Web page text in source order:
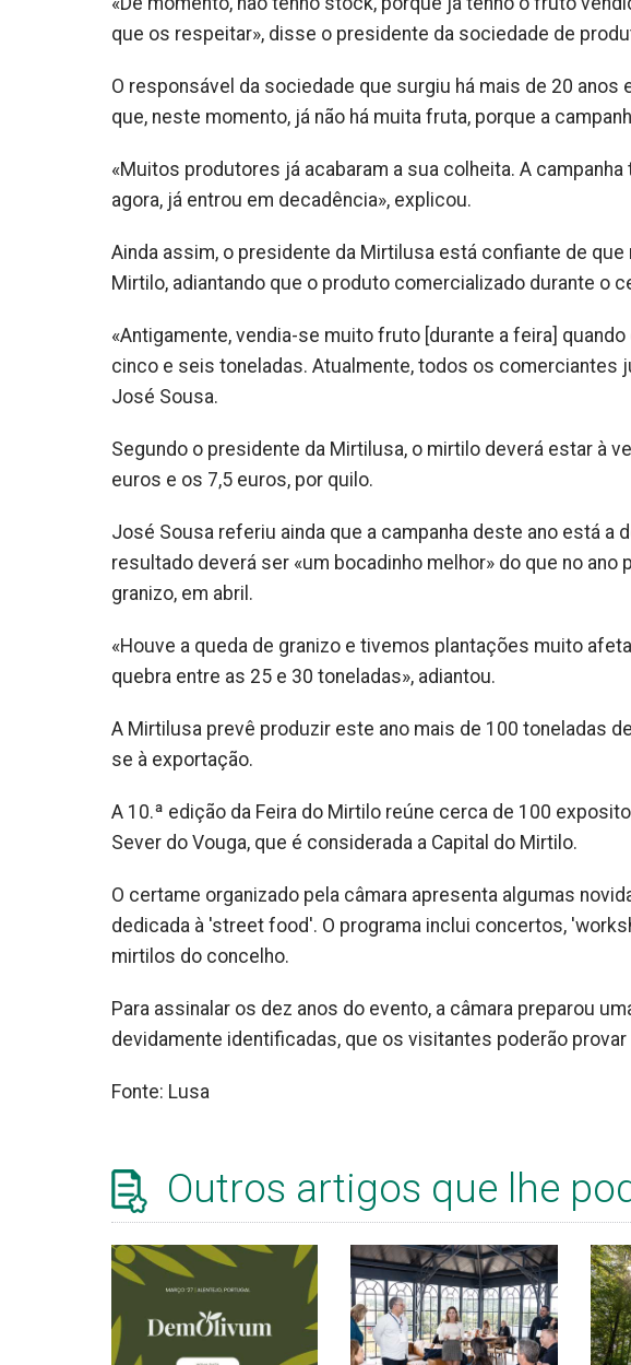
que os respeitar», disse o presidente da sociedade de
O responsável da sociedade que surgiu há mais de 20
que, neste momento, já não há muita fruta, porque a
«Muitos produtores já acabaram a sua colheita. A
agora, já entrou em decadência», explicou.
Ainda assim, o presidente da Mirtilusa está confiante de
Mirtilo, adiantando que o produto comercializado durante o
«Antigamente, vendia-se muito fruto [durante a feira]
cinco e seis toneladas. Atualmente, todos os comerciantes
José Sousa.
Segundo o presidente da Mirtilusa, o mirtilo deverá estar à
euros e os 7,5 euros, por quilo.
José Sousa referiu ainda que a campanha deste ano está a
resultado deverá ser «um bocadinho melhor» do que no
granizo, em abril.
«Houve a queda de granizo e tivemos plantações muito
quebra entre as 25 e 30 toneladas», adiantou.
A Mirtilusa prevê produzir este ano mais de 100 toneladas
se à exportação.
A 10.ª edição da Feira do Mirtilo reúne cerca de 100
Sever do Vouga, que é considerada a Capital do Mirtilo.
O certame organizado pela câmara apresenta algumas
dedicada à 'street food'. O programa inclui concertos,
mirtilos do concelho.
Para assinalar os dez anos do evento, a câmara preparou
devidamente identificadas, que os visitantes poderão
Fonte: Lusa
Outros artigos que lhe